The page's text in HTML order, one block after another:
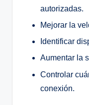
autorizadas.
Mejorar la
Identificar
Aumentar la
Controlar
conexión.